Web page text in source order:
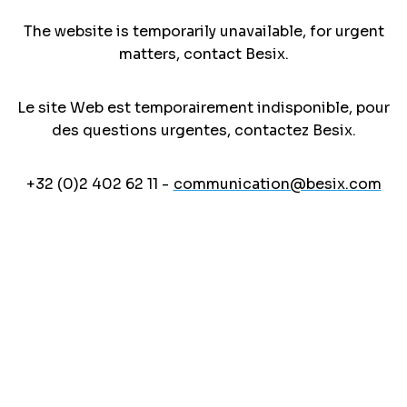
The website is temporarily unavailable, for urgent
matters, contact Besix.
Le site Web est temporairement indisponible, pour
des questions urgentes, contactez Besix.
+32 (0)2 402 62 11 - communication@besix.com